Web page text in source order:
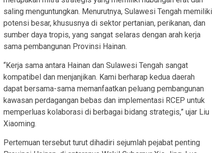
saling menguntungkan. Menurutnya, Sulawesi Tengah memiliki
potensi besar, khususnya di sektor pertanian, perikanan, dan
sumber daya tropis, yang sangat selaras dengan arah kerja
sama pembangunan Provinsi Hainan.
“Kerja sama antara Hainan dan Sulawesi Tengah sangat
kompatibel dan menjanjikan. Kami berharap kedua daerah
dapat bersama-sama memanfaatkan peluang pembangunan
kawasan perdagangan bebas dan implementasi RCEP untuk
memperluas kolaborasi di berbagai bidang strategis,” ujar Liu
Xiaoming.
Pertemuan tersebut turut dihadiri sejumlah pejabat penting